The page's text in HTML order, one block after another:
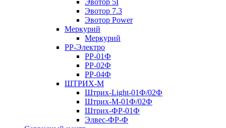
Эвотор 5I
Эвотор 7.3
Эвотор Power
Меркурий
Меркурий
РР-Электро
РР-01Ф
РР-02Ф
РР-04Ф
ШТРИХ-М
Штрих-Light-01Ф/02Ф
Штрих-М-01Ф/02Ф
Штрих-ФР-01Ф
Элвес-ФР-Ф